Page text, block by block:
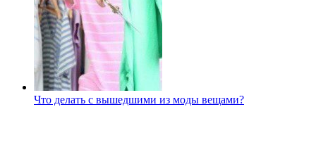
Что делать с вышедшими из моды вещами?